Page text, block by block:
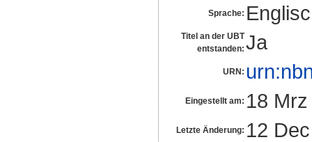
Sprache:
Titel an der UBT
entstanden: Ja
URN:
Eingestellt am: 18
Letzte Änderung: 12